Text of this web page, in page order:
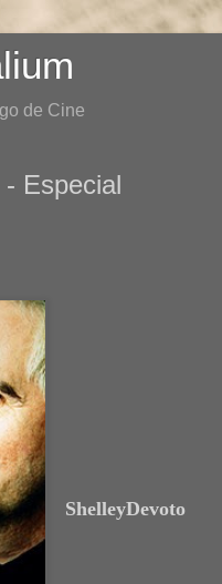
de Cine
Especial
ShelleyDevoto